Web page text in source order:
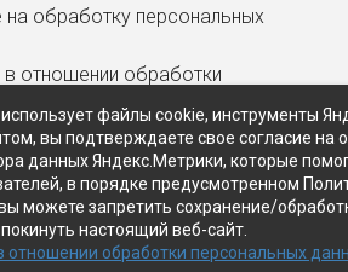
на обработку персональных
в отношении обработки
данных
файлы cookie, инструменты
вы подтверждаете свое согласие на
данных Яндекс.Метрики, которые
в порядке предусмотренном
можете запретить сохранение/
настоящий веб-сайт.
отношении обработки персональных